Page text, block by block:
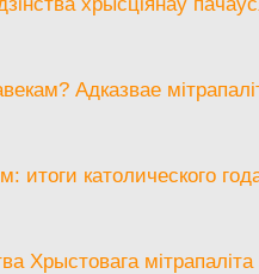
Адказвае
итоги католического
Хрыстовага мітрапаліта